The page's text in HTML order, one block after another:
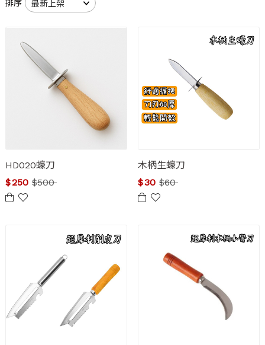
排序
HD020蠔刀
$500
$250
木柄生蠔刀
$60
$30